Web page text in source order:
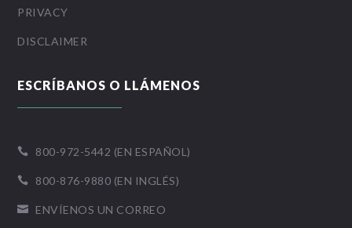
PRIVACY
DISCLAIMER
ESCRÍBANOS O LLÁMENOS
 800-972-5442 (EN ESPAÑOL)
 800-876-9880 (EN INGLÉS)
 ENVÍENOS UN CORREO